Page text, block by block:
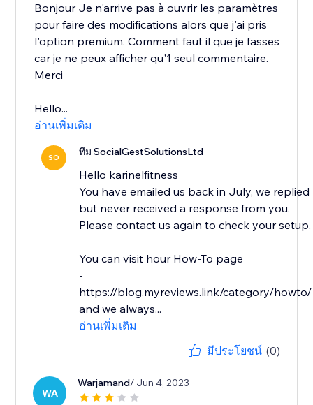
Bonjour Je n'arrive pas à ouvrir les paramètres
pour faire des modifications alors que j'ai pris
l'option premium. Comment faut il que je fasses
car je ne peux afficher qu'1 seul commentaire.
Merci
Hello...
อ่านเพิ่มเติม
SO ทีม SocialGestSolutionsLtd
Hello karinelfitness
You have emailed us back in July, we replied
but never received a response from you.
Please contact us again to check your setup.
You can visit hour How-To page
-
https://blog.myreviews.link/category/howto/
and we always...
อ่านเพิ่มเติม
มีประโยชน์ (0)
WA
Warjamand/ Jun 4, 2023